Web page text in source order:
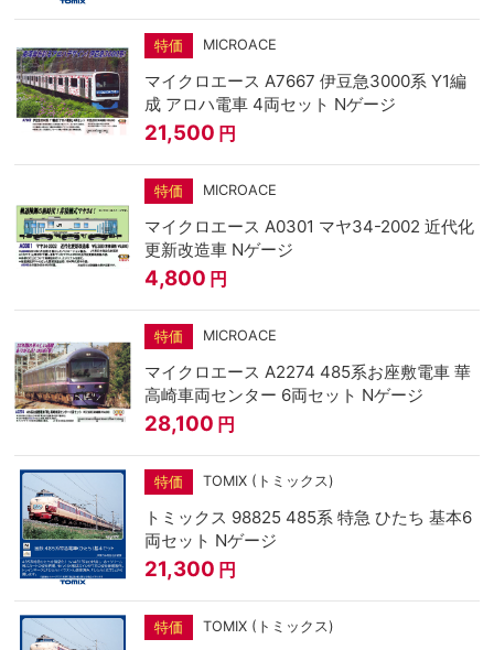
特価 MICROACE
マイクロエース A7667 伊豆急3000系 Y1編
成 アロハ電車 4両セット Nゲージ
21,500 円
特価 MICROACE
マイクロエース A0301 マヤ34-2002 近代化
更新改造車 Nゲージ
4,800 円
特価 MICROACE
マイクロエース A2274 485系お座敷電車 華
高崎車両センター 6両セット Nゲージ
28,100 円
特価 TOMIX (トミックス)
トミックス 98825 485系 特急 ひたち 基本6
両セット Nゲージ
21,300 円
特価 TOMIX (トミックス)